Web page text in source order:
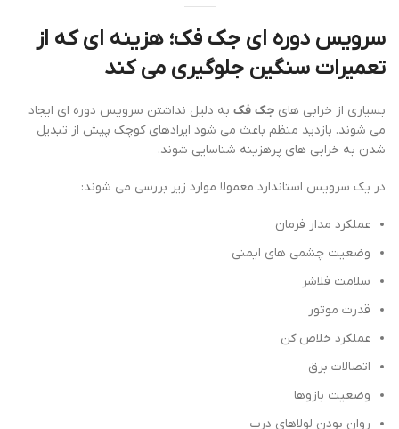
سرویس دوره ای جک فک؛ هزینه ای که از
تعمیرات سنگین جلوگیری می کند
بسیاری از خرابی های جک فک به دلیل نداشتن سرویس دوره ای ایجاد
می شوند. بازدید منظم باعث می شود ایرادهای کوچک پیش از تبدیل
شدن به خرابی های پرهزینه شناسایی شوند.
در یک سرویس استاندارد معمولا موارد زیر بررسی می شوند:
عملکرد مدار فرمان
وضعیت چشمی های ایمنی
سلامت فلاشر
قدرت موتور
عملکرد خلاص کن
اتصالات برق
وضعیت بازوها
روان بودن لولاهای درب